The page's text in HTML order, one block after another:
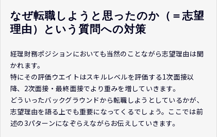
なぜ転職しようと思ったのか（＝志望
理由）という質問への対策
経理財務ポジションにおいても当然のことながら志望理由は聞
かれます。
特にその評価ウエイトはスキルレベルを評価する1次面接以
降、2次面接・最終面接でより重みを増していきます。
どういったバックグラウンドから転職しようとしているかが、
志望理由を語る上でも重要になってくるでしょう。ここでは前
述の3パターンになぞらえながらお伝えしていきます。